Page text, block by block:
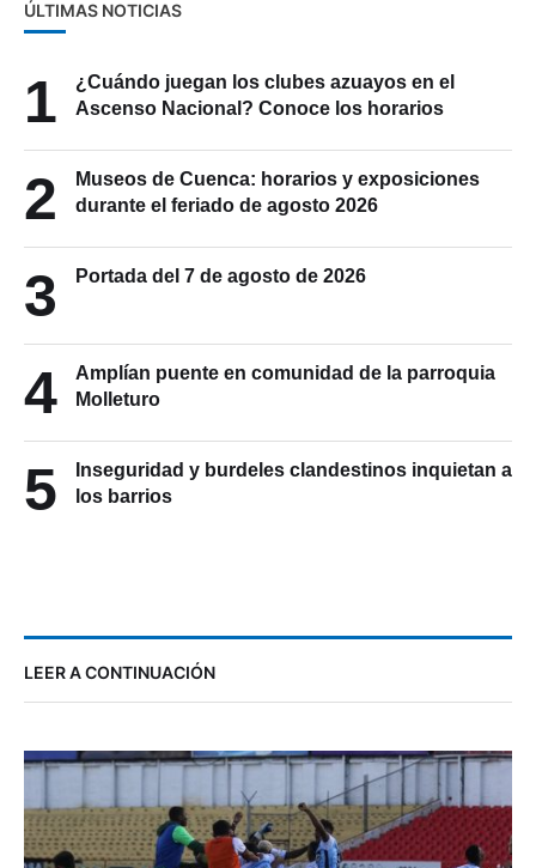
ÚLTIMAS NOTICIAS
1
¿Cuándo juegan los clubes azuayos en el
Ascenso Nacional? Conoce los horarios
2
Museos de Cuenca: horarios y exposiciones
durante el feriado de agosto 2026
3 Portada del 7 de agosto de 2026
4
Amplían puente en comunidad de la parroquia
Molleturo
5
Inseguridad y burdeles clandestinos inquietan a
los barrios
LEER A CONTINUACIÓN